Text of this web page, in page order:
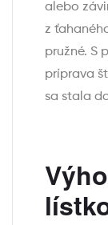
alebo
z
pružné. S
príprava
sa stala